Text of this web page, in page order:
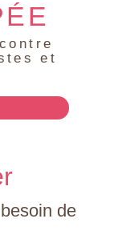
et
de